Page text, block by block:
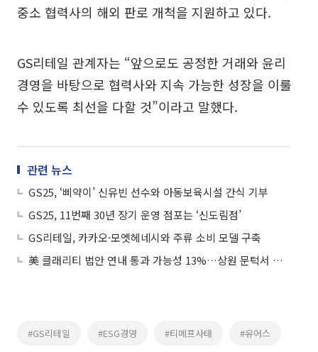
중소 협력사의 해외 판로 개척을 지원하고 있다.
GS리테일 관계자는 “앞으로도 공정한 거래와 윤리
경영을 바탕으로 협력사와 지속 가능한 성장을 이룰
수 있도록 최선을 다할 것”이라고 말했다.
관련 뉴스
GS25, ‘삐약이’ 신유빈 선수와 아동보육시설 간식 기부
GS25, 11번째 30년 장기 운영 점포는 ‘신도림점’
GS리테일, 카카오·모엣헤네시와 주류 소비 모델 구축
美 클래리티 법안 연내 통과 가능성 13%…상원 문턱서 제동
#GS리테일 #ESG경영 #티메프사태 #유어스